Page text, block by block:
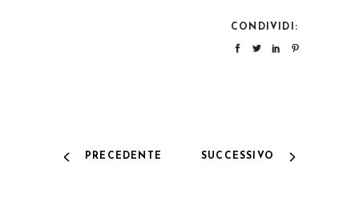
CONDIVIDI:
PRECEDENTE SUCCESSIVO